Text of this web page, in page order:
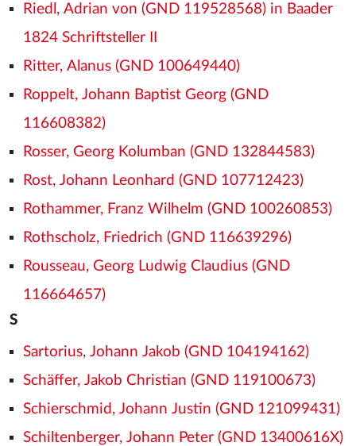
Riedl, Adrian von (GND 119528568) in Baader
1824 Schriftsteller II
Ritter, Alanus (GND 100649440)
Roppelt, Johann Baptist Georg (GND
116608382)
Rosser, Georg Kolumban (GND 132844583)
Rost, Johann Leonhard (GND 107712423)
Rothammer, Franz Wilhelm (GND 100260853)
Rothscholz, Friedrich (GND 116639296)
Rousseau, Georg Ludwig Claudius (GND
116664657)
S
Sartorius, Johann Jakob (GND 104194162)
Schäffer, Jakob Christian (GND 119100673)
Schierschmid, Johann Justin (GND 121099431)
Schiltenberger, Johann Peter (GND 13400616X)